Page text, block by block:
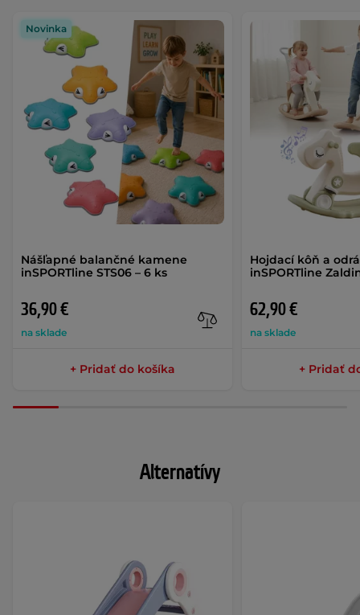
Nášľapné balančné kamene
inSPORTline STS06 – 6 ks
36,90 €
na sklade
Novinka
+ Pridať do košíka
Hojdací kôň a
inSPORTline
62,90 €
na sklade
+ Pridať
Alternatívy